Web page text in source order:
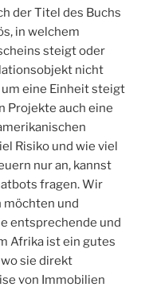
der Titel des Buchs
in welchem
steigt oder
nicht
eine Einheit steigt
Projekte auch eine
Risiko und wie viel
nur an, kannst
fragen. Wir
möchten und
entsprechende und
Afrika ist ein gutes
sie direkt
von Immobilien